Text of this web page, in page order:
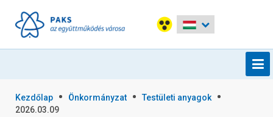
Kezdőlap Önkormányzat
Testületi anyagok
2026.03.09